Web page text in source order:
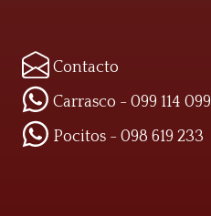
Contacto
Carrasco - 099 114 099
Pocitos - 098 619 233